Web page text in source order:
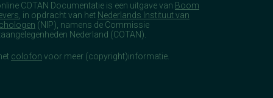
COTAN Documentatie is een uitgave van Boom
, in opdracht van het Nederlands Instituut van
(NIP), namens de Commissie
Nederland (COTAN).
colofon voor meer (copyright)informatie.